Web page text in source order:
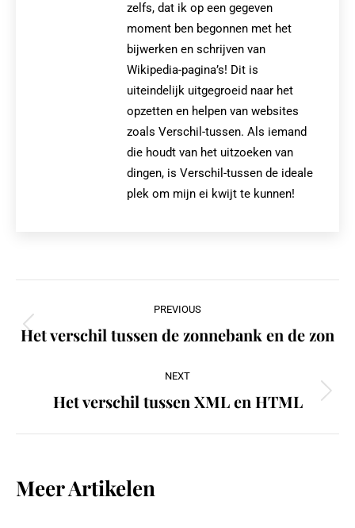
zelfs, dat ik op een gegeven
moment ben begonnen met het
bijwerken en schrijven van
Wikipedia-pagina’s! Dit is
uiteindelijk uitgegroeid naar het
opzetten en helpen van websites
zoals Verschil-tussen. Als iemand
die houdt van het uitzoeken van
dingen, is Verschil-tussen de ideale
plek om mijn ei kwijt te kunnen!
navigation
PREVIOUS
Previous
Het verschil tussen de zonnebank en de zon
NEXT
Next
Het verschil tussen XML en HTML
Meer Artikelen